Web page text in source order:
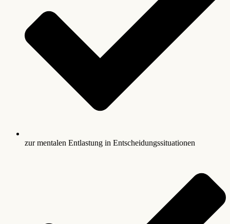
zur mentalen Entlastung in Entscheidungssituationen